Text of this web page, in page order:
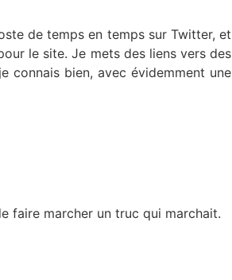
de temps en temps sur Twitter, et
le site. Je mets des liens vers des
connais bien, avec évidemment une
faire marcher un truc qui marchait.